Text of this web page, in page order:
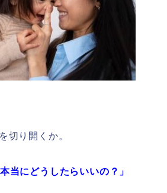
切り開くか。
本当にどうしたらいいの？」